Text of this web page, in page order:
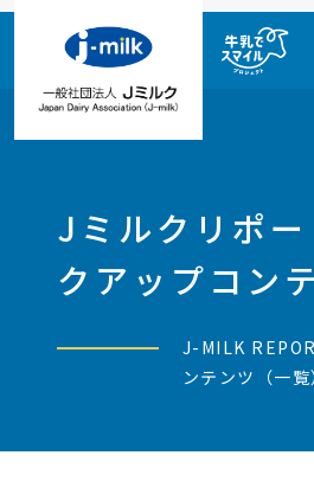
Jミルクリポ
クアップコン
J-MILK
ンテンツ（一覧